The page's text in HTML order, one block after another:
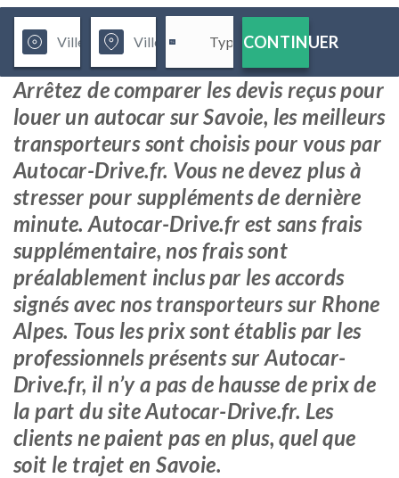
CONTINUER
Arrêtez de comparer les devis reçus pour
louer un autocar sur Savoie, les meilleurs
transporteurs sont choisis pour vous par
Autocar-Drive.fr. Vous ne devez plus à
stresser pour suppléments de dernière
minute. Autocar-Drive.fr est sans frais
supplémentaire, nos frais sont
préalablement inclus par les accords
signés avec nos transporteurs sur Rhone
Alpes. Tous les prix sont établis par les
professionnels présents sur Autocar-
Drive.fr, il n’y a pas de hausse de prix de
la part du site Autocar-Drive.fr. Les
clients ne paient pas en plus, quel que
soit le trajet en Savoie.